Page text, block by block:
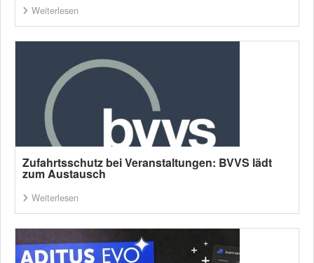
Weiterlesen
Zufahrtsschutz bei Veranstaltungen: BVVS lädt
zum Austausch
Weiterlesen